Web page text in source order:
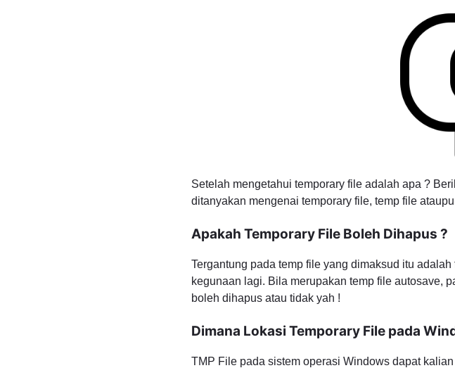
Setelah mengetahui temporary file adalah apa ?
ditanyakan mengenai temporary file, temp file
Apakah Temporary File Boleh Dihapus ?
Tergantung pada temp file yang dimaksud itu
kegunaan lagi. Bila merupakan temp file autosave,
boleh dihapus atau tidak yah !
Dimana Lokasi Temporary File pada
TMP File pada sistem operasi Windows dapat